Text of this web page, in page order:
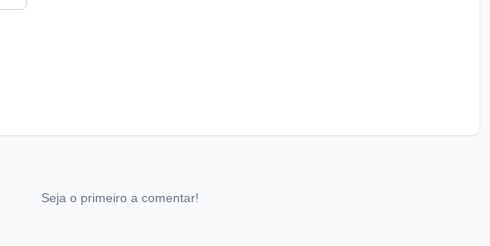
Seja o primeiro a comentar!